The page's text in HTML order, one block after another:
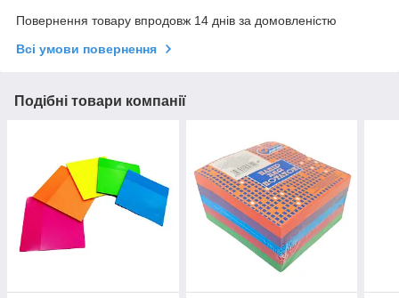
Повернення товару впродовж 14 днів за домовленістю
Всі умови повернення
Подібні товари компанії